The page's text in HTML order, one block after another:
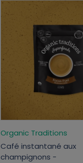
Organic Traditions
Café instantané aux
champignons -